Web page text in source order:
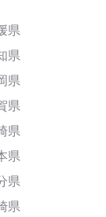
県
県
県
県
県
県
県
県